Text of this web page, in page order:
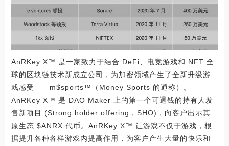
AnRKey X™ 是一家致力于结合 DeFi、电竞游戏和 NFT 全
球的区块链技术新成立公司，为加密领域产生了全新升级游
戏感受——m$sports™（Money Sports 的通称）。
AnRKey X™ 是 DAO Maker 上的第一个可退钱的持有人发
售新项目 (Strong holder offering，SHO)，向客户出示其
原生态 $ANRX 代币。AnRKey X™ 让游戏不仅于游戏，根
据提升各种各样游戏内提高作用，为客户产生大量的快乐和